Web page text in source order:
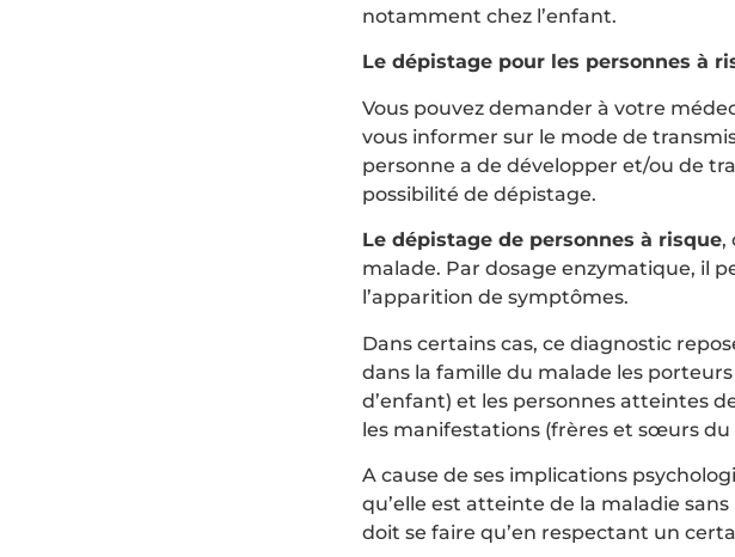
notamment chez l’enfant.
Le dépistage pour les personnes à
Vous pouvez demander à votre
vous informer sur le mode de
personne a de développer et/ou de
possibilité de dépistage.
Le dépistage de personnes à risque,
malade. Par dosage enzymatique, il
l’apparition de symptômes.
Dans certains cas, ce diagnostic
dans la famille du malade les
d’enfant) et les personnes atteintes
les manifestations (frères et sœurs du
A cause de ses implications
qu’elle est atteinte de la maladie
doit se faire qu’en respectant un